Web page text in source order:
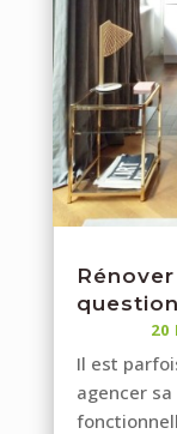
20
Il est
agencer